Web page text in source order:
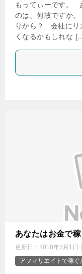
もってぃーです。
のは、何故ですか
りから？ 会社にリ
くなるかもしれな
あなたはお金で
更新日： 2018年3月1日
アフィリエイトで稼ぐ